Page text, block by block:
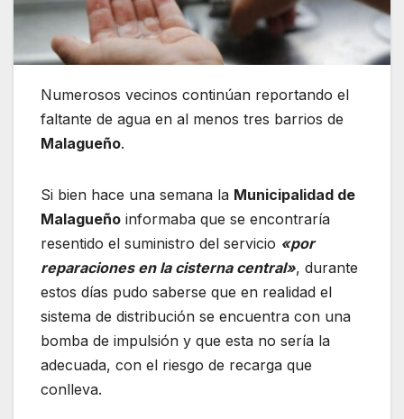
Numerosos vecinos continúan reportando el
faltante de agua en al menos tres barrios de
Malagueño.
Si bien hace una semana la Municipalidad de
Malagueño informaba que se encontraría
resentido el suministro del servicio «por
reparaciones en la cisterna central», durante
estos días pudo saberse que en realidad el
sistema de distribución se encuentra con una
bomba de impulsión y que esta no sería la
adecuada, con el riesgo de recarga que
conlleva.